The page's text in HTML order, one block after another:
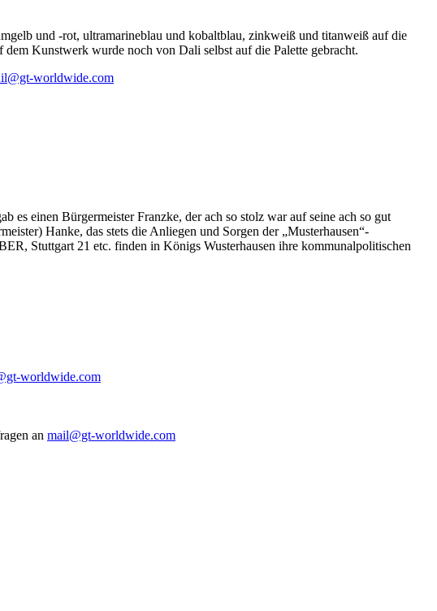
und -rot, ultramarineblau und kobaltblau, zinkweiß und titanweiß auf die
Kunstwerk wurde noch von Dali selbst auf die Palette gebracht.
worldwide.com
es einen Bürgermeister Franzke, der ach so stolz war auf seine ach so gut
Hanke, das stets die Anliegen und Sorgen der „Musterhausen“-
Stuttgart 21 etc. finden in Königs Wusterhausen ihre kommunalpolitischen
worldwide.com
an mail@gt-worldwide.com